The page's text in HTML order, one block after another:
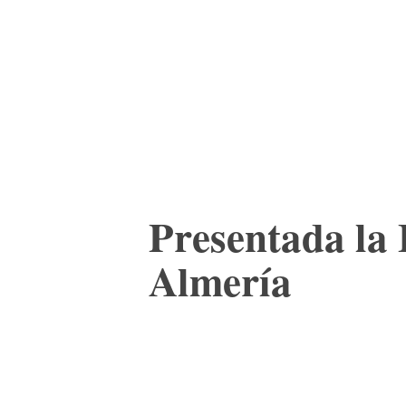
Presentada
Almería